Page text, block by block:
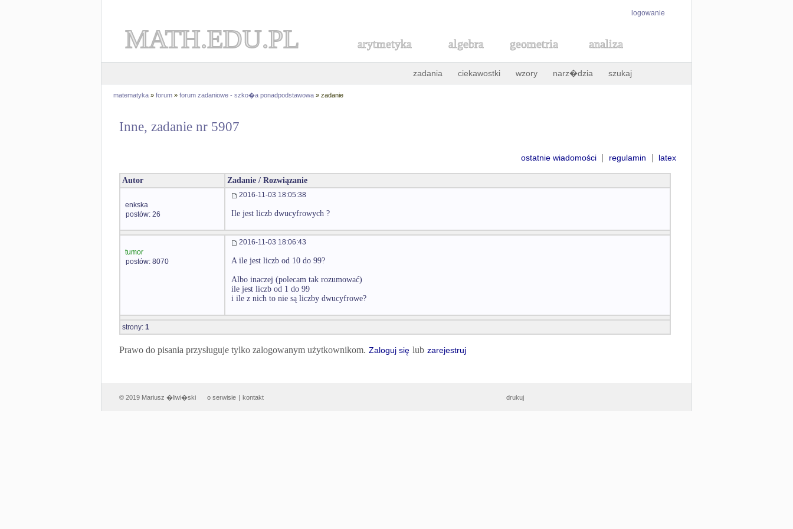
logowanie
MATH.EDU.PL arytmetyka algebra geometria analiza
zadania ciekawostki wzory narz�dzia szukaj
matematyka » forum » forum zadaniowe - szko�a ponadpodstawowa » zadanie
Inne, zadanie nr 5907
ostatnie wiadomości | regulamin | latex
Autor Zadanie / Rozwiązanie
enkska
postów: 26
2016-11-03 18:05:38
Ile jest liczb dwucyfrowych ?
tumor
postów: 8070
2016-11-03 18:06:43
A ile jest liczb od 10 do 99?
Albo inaczej (polecam tak rozumować)
ile jest liczb od 1 do 99
i ile z nich to nie są liczby dwucyfrowe?
strony: 1
Prawo do pisania przysługuje tylko zalogowanym użytkownikom. Zaloguj się lub zarejestruj
© 2019 Mariusz �liwi�ski o serwisie | kontakt drukuj